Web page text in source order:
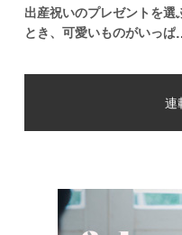
出産祝いのプレゼントを選
とき、可愛いものがいっぱ
の気持ちを込めて贈るもの
いし、たくさん使ってもら
るものをプレゼントしたい
連